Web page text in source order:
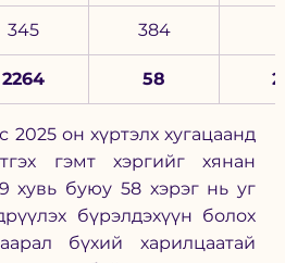
345 384
2264 58
2025 он хүртэлх хугацаанд
гэмт хэргийг хянан
хувь буюу 58 хэрэг нь уг
бүрэлдэхүүн болох
бүхий харилцаатай